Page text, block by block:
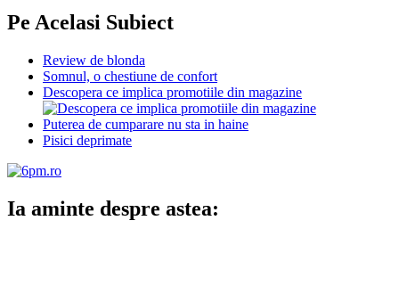
Pe Acelasi Subiect
Review de blonda
Somnul, o chestiune de confort
Descopera ce implica promotiile din magazine
Puterea de cumparare nu sta in haine
Pisici deprimate
Ia aminte despre astea: